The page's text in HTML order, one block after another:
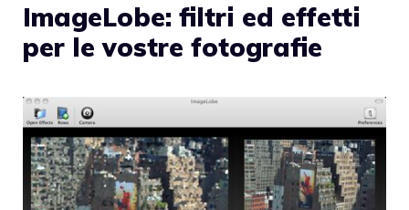
ImageLobe: filtri ed effetti
per le vostre fotografie